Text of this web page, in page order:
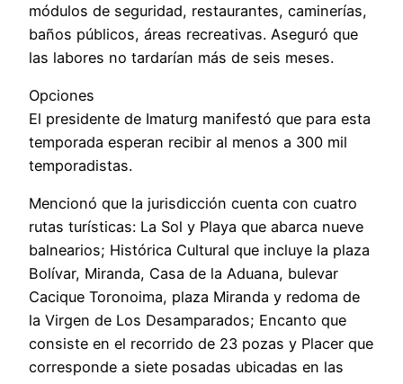
módulos de seguridad, restaurantes, caminerías,
baños públicos, áreas recreativas. Aseguró que
las labores no tardarían más de seis meses.
Opciones
El presidente de Imaturg manifestó que para esta
temporada esperan recibir al menos a 300 mil
temporadistas.
Mencionó que la jurisdicción cuenta con cuatro
rutas turísticas: La Sol y Playa que abarca nueve
balnearios; Histórica Cultural que incluye la plaza
Bolívar, Miranda, Casa de la Aduana, bulevar
Cacique Toronoima, plaza Miranda y redoma de
la Virgen de Los Desamparados; Encanto que
consiste en el recorrido de 23 pozas y Placer que
corresponde a siete posadas ubicadas en las